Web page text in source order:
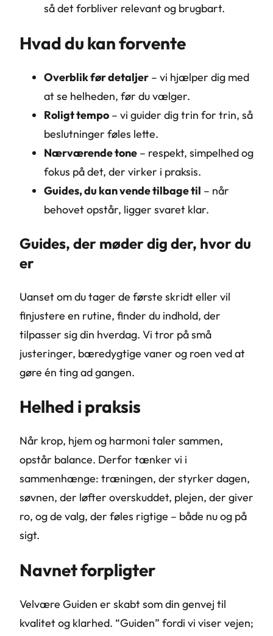
så det forbliver relevant og brugbart.
Hvad du kan forvente
Overblik før detaljer – vi hjælper dig med
at se helheden, før du vælger.
Roligt tempo – vi guider dig trin for trin, så
beslutninger føles lette.
Nærværende tone – respekt, simpelhed og
fokus på det, der virker i praksis.
Guides, du kan vende tilbage til – når
behovet opstår, ligger svaret klar.
Guides, der møder dig der, hvor du
er
Uanset om du tager de første skridt eller vil
finjustere en rutine, finder du indhold, der
tilpasser sig din hverdag. Vi tror på små
justeringer, bæredygtige vaner og roen ved at
gøre én ting ad gangen.
Helhed i praksis
Når krop, hjem og harmoni taler sammen,
opstår balance. Derfor tænker vi i
sammenhænge: træningen, der styrker dagen,
søvnen, der løfter overskuddet, plejen, der giver
ro, og de valg, der føles rigtige – både nu og på
sigt.
Navnet forpligter
Velvære Guiden er skabt som din genvej til
kvalitet og klarhed. “Guiden” fordi vi viser vejen;